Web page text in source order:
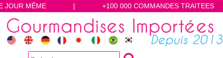
JOUR MÊME | +100 000 COMMANDES TRAITEES